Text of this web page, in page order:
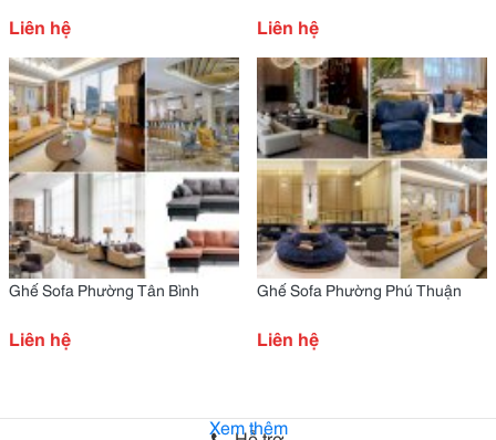
Liên hệ Liên hệ
Ghế Sofa Phường Tân Bình
Liên hệ
Ghế Sofa Phường Phú Thuận
Liên hệ
Xem thêm